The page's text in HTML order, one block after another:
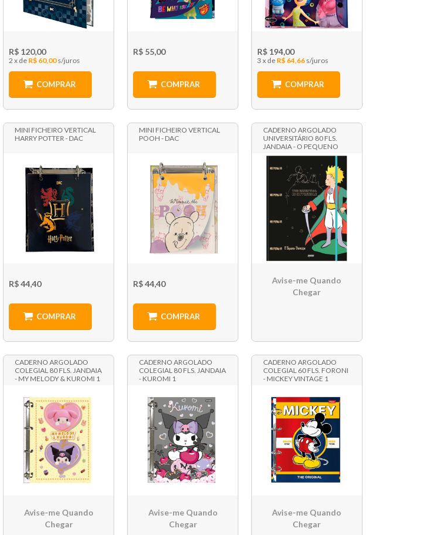
R$ 120,00
2 x R$ 60,00
COMPRAR
R$ 55,00
COMPRAR
R$ 194,00
3 x R$ 64,66
COMPRAR
MINI FICHEIRO VERTICAL
HARRY POTTER - DAC
R$ 44,40
COMPRAR
MINI FICHEIRO VERTICAL
POOH - DAC
R$ 44,40
COMPRAR
CADERNO ARGOLADO
UNIVERSITÁRIO 80 FLS.
JANDAIA - O PEQUENO
PRÍNCIPE 1
Avise-me Quando
Chegar
CADERNO ARGOLADO
COLEGIAL 80 FLS. JANDAIA
- MY MELODY & KUROMI 1
Avise-me Quando
Chegar
CADERNO ARGOLADO
COLEGIAL 80 FLS. JANDAIA
- KUROMI 1
Avise-me Quando
Chegar
CADERNO ARGOLADO
COLEGIAL 60 FLS. FORONI
- MICKEY VINTAGE 1
Avise-me Quando
Chegar